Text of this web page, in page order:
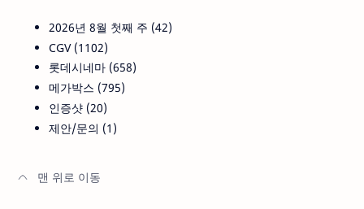
2026년 8월 첫째 주 42
CGV 1102
롯데시네마 658
메가박스 795
인증샷 20
제안/문의
1